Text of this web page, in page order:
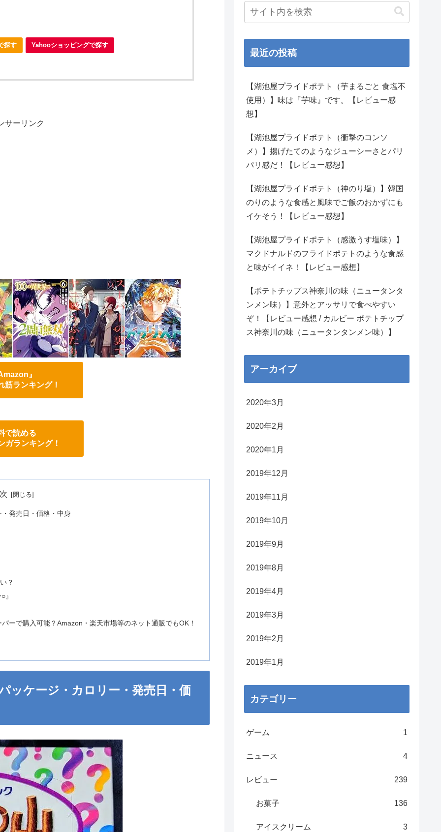
探す Yahooショッピングで探す
サーリンク
』
筋ランキング！
で読める
ガランキング！
発売日・価格・中身
？
』
ーで購入可能？Amazon・楽天市場等のネット通販でもOK！
ッケージ・カロリー・発売日・価
最近の投稿
【湖池屋プライドポテト（芋まるごと 食塩不
使用）】味は『芋味』です。【レビュー感
想】
【湖池屋プライドポテト（衝撃のコンソ
メ）】揚げたてのようなジューシーさとパリ
パリ感だ！【レビュー感想】
【湖池屋プライドポテト（神のり塩）】韓国
のりのような食感と風味でご飯のおかずにも
イケそう！【レビュー感想】
【湖池屋プライドポテト（感激うす塩味）】
マクドナルドのフライドポテトのような食感
と味がイイネ！【レビュー感想】
【ポテトチップス神奈川の味（ニュータンタ
ンメン味）】意外とアッサリで食べやすい
ぞ！【レビュー感想 / カルビー ポテトチップ
ス神奈川の味（ニュータンタンメン味）】
アーカイブ
2020年3月
2020年2月
2020年1月
2019年12月
2019年11月
2019年10月
2019年9月
2019年8月
2019年4月
2019年3月
2019年2月
2019年1月
カテゴリー
ゲーム 1
ニュース 4
レビュー 239
お菓子 136
アイスクリーム 3